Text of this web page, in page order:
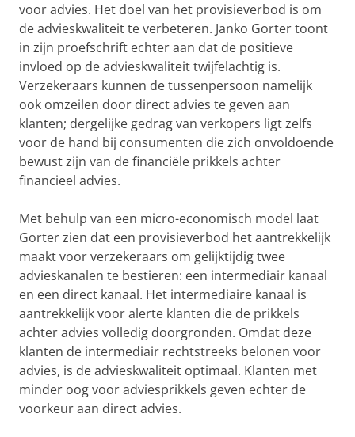
voor advies. Het doel van het provisieverbod is om
de advieskwaliteit te verbeteren. Janko Gorter toont
in zijn proefschrift echter aan dat de positieve
invloed op de advieskwaliteit twijfelachtig is.
Verzekeraars kunnen de tussenpersoon namelijk
ook omzeilen door direct advies te geven aan
klanten; dergelijke gedrag van verkopers ligt zelfs
voor de hand bij consumenten die zich onvoldoende
bewust zijn van de financiële prikkels achter
financieel advies.
Met behulp van een micro-economisch model laat
Gorter zien dat een provisieverbod het aantrekkelijk
maakt voor verzekeraars om gelijktijdig twee
advieskanalen te bestieren: een intermediair kanaal
en een direct kanaal. Het intermediaire kanaal is
aantrekkelijk voor alerte klanten die de prikkels
achter advies volledig doorgronden. Omdat deze
klanten de intermediair rechtstreeks belonen voor
advies, is de advieskwaliteit optimaal. Klanten met
minder oog voor adviesprikkels geven echter de
voorkeur aan direct advies.